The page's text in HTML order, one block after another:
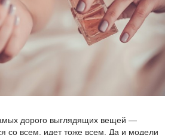
дорого выглядящих вещей —
со всем, идет тоже всем. Да и модели